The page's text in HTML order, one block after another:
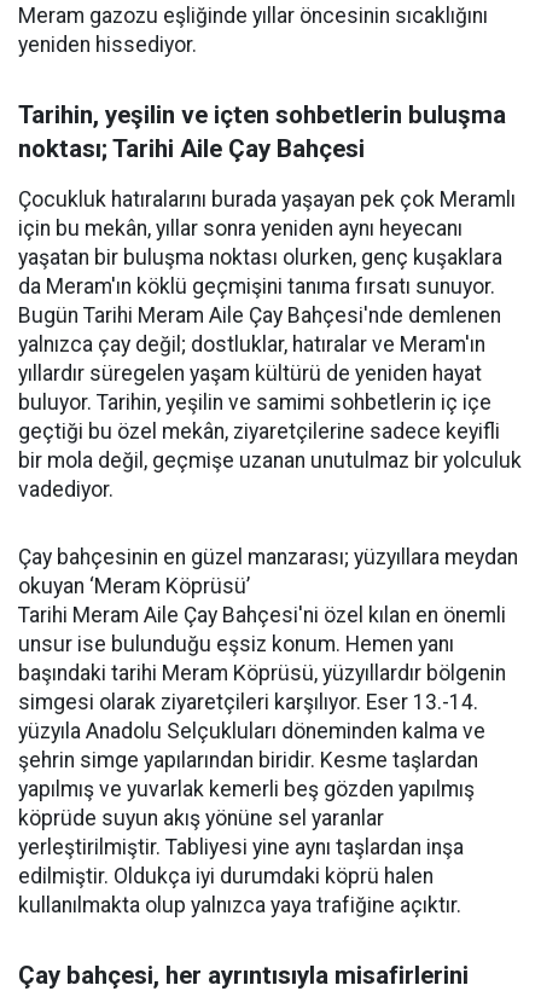
Meram gazozu eşliğinde yıllar öncesinin sıcaklığını
yeniden hissediyor.
Tarihin, yeşilin ve içten sohbetlerin buluşma
noktası; Tarihi Aile Çay Bahçesi
Çocukluk hatıralarını burada yaşayan pek çok Meramlı
için bu mekân, yıllar sonra yeniden aynı heyecanı
yaşatan bir buluşma noktası olurken, genç kuşaklara
da Meram'ın köklü geçmişini tanıma fırsatı sunuyor.
Bugün Tarihi Meram Aile Çay Bahçesi'nde demlenen
yalnızca çay değil; dostluklar, hatıralar ve Meram'ın
yıllardır süregelen yaşam kültürü de yeniden hayat
buluyor. Tarihin, yeşilin ve samimi sohbetlerin iç içe
geçtiği bu özel mekân, ziyaretçilerine sadece keyifli
bir mola değil, geçmişe uzanan unutulmaz bir yolculuk
vadediyor.
Çay bahçesinin en güzel manzarası; yüzyıllara meydan
okuyan ‘Meram Köprüsü’
Tarihi Meram Aile Çay Bahçesi'ni özel kılan en önemli
unsur ise bulunduğu eşsiz konum. Hemen yanı
başındaki tarihi Meram Köprüsü, yüzyıllardır bölgenin
simgesi olarak ziyaretçileri karşılıyor. Eser 13.-14.
yüzyıla Anadolu Selçukluları döneminden kalma ve
şehrin simge yapılarından biridir. Kesme taşlardan
yapılmış ve yuvarlak kemerli beş gözden yapılmış
köprüde suyun akış yönüne sel yaranlar
yerleştirilmiştir. Tabliyesi yine aynı taşlardan inşa
edilmiştir. Oldukça iyi durumdaki köprü halen
kullanılmakta olup yalnızca yaya trafiğine açıktır.
Çay bahçesi, her ayrıntısıyla misafirlerini